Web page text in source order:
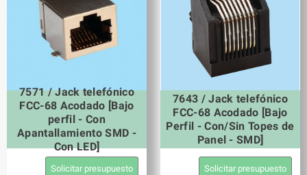
7571 / Jack telefónico
FCC-68 Acodado [Bajo
perfil - Con
Apantallamiento SMD -
Con LED]
Solicitar presupuesto
7643 / Jack telefónico
FCC-68 Acodado [Bajo
Perfil - Con/Sin Topes de
Panel - SMD]
Solicitar presupuesto